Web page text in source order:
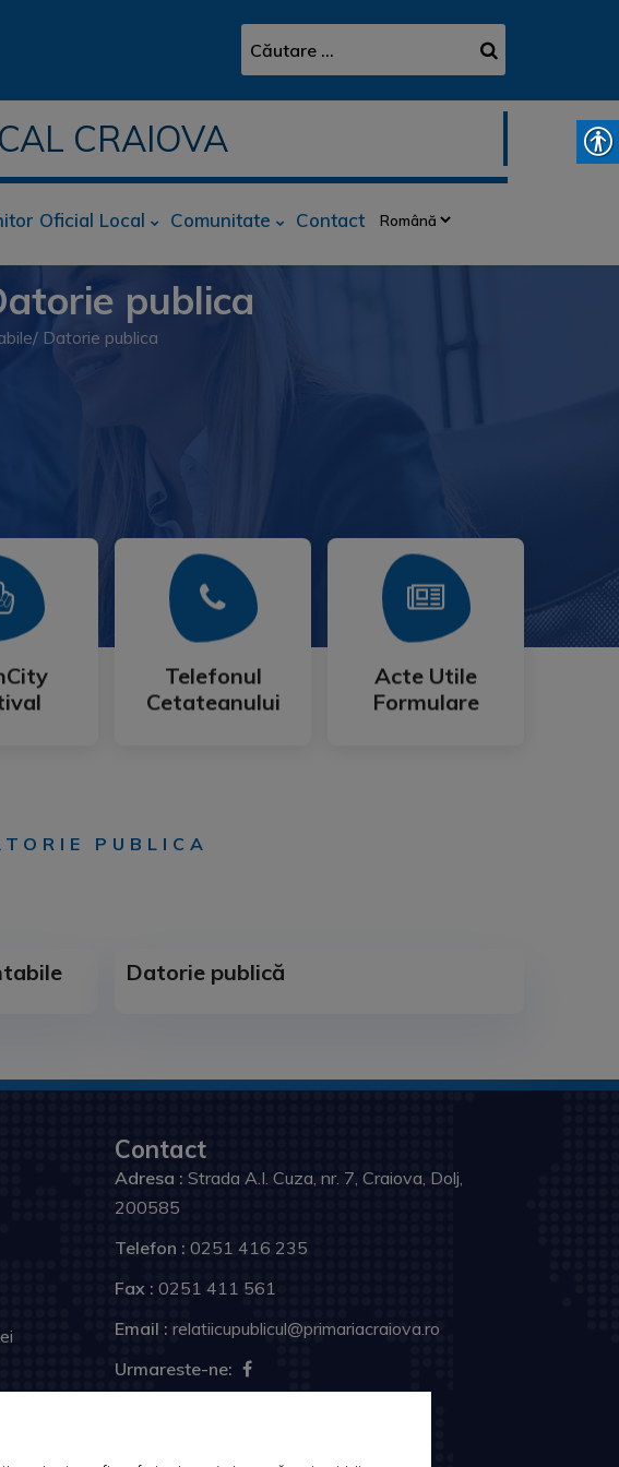
CRAIOVA
Oficial Local Comunitate Contact
publica
Datorie publica
Telefonul
Cetateanului
Telefonul
Cetateanului
Mai Mult
Acte Utile
Formulare
Acte Utile
Formulare
Mai Mult
PUBLICA
Datorie publică
Contact
Adresa : Strada A.I. Cuza, nr. 7, Craiova, Dolj,
200585
Telefon : 0251 416 235
Fax : 0251 411 561
Email : relatiicupublicul@primariacraiova.ro
Urmareste-ne: